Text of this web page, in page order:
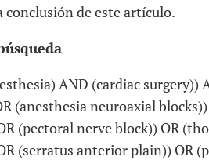
conclusión de este artículo.
AND (cardiac
(anesthesia neuroaxial
(pectoral nerve block)) OR
(serratus anterior plain)) OR